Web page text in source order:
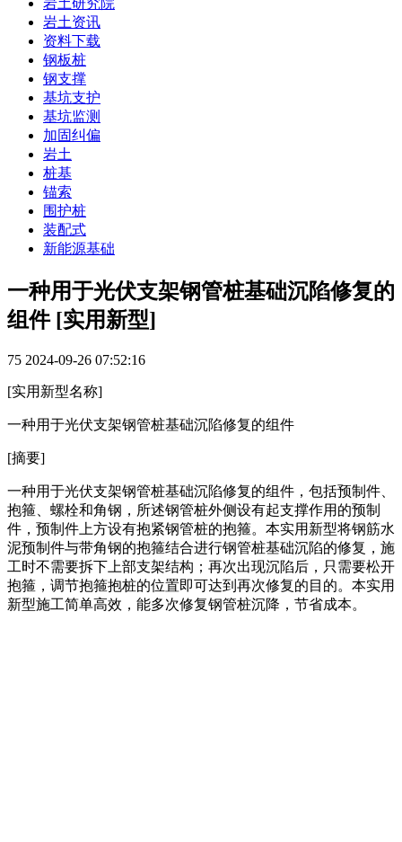
岩土研究院
岩土资讯
资料下载
钢板桩
钢支撑
基坑支护
基坑监测
加固纠偏
岩土
桩基
锚索
围护桩
装配式
新能源基础
一种用于光伏支架钢管桩基础沉陷修复的
组件 [实用新型]
75 2024-09-26 07:52:16
[实用新型名称]
一种用于光伏支架钢管桩基础沉陷修复的组件
[摘要]
一种用于光伏支架钢管桩基础沉陷修复的组件，包括预制件、
抱箍、螺栓和角钢，所述钢管桩外侧设有起支撑作用的预制
件，预制件上方设有抱紧钢管桩的抱箍。本实用新型将钢筋水
泥预制件与带角钢的抱箍结合进行钢管桩基础沉陷的修复，施
工时不需要拆下上部支架结构；再次出现沉陷后，只需要松开
抱箍，调节抱箍抱桩的位置即可达到再次修复的目的。本实用
新型施工简单高效，能多次修复钢管桩沉降，节省成本。